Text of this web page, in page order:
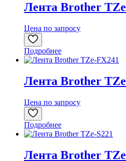
Лента Brother
Цена по запросу
Подробнее
Лента Brother
Цена по запросу
Подробнее
Лента Brother